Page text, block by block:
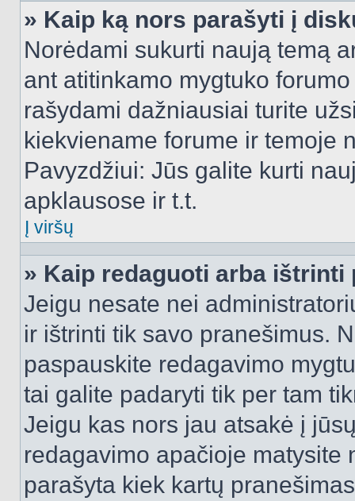
» Kaip ką nors parašyti į
Norėdami sukurti naują temą
ant atitinkamo mygtuko
rašydami dažniausiai turite
kiekviename forume ir temoje
Pavyzdžiui: Jūs galite kurti
apklausose ir t.t.
Į viršų
» Kaip redaguoti arba ištrinti
Jeigu nesate nei
ir ištrinti tik savo pranešimus.
paspauskite redagavimo
tai galite padaryti tik per tam
Jeigu kas nors jau atsakė į
redagavimo apačioje matysite
parašyta kiek kartų